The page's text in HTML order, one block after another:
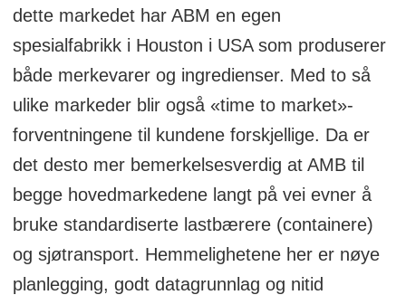
dette markedet har ABM en egen
spesialfabrikk i Houston i USA som produserer
både merkevarer og ingredienser. Med to så
ulike markeder blir også «time to market»-
forventningene til kundene forskjellige. Da er
det desto mer bemerkelsesverdig at AMB til
begge hovedmarkedene langt på vei evner å
bruke standardiserte lastbærere (containere)
og sjøtransport. Hemmelighetene her er nøye
planlegging, godt datagrunnlag og nitid